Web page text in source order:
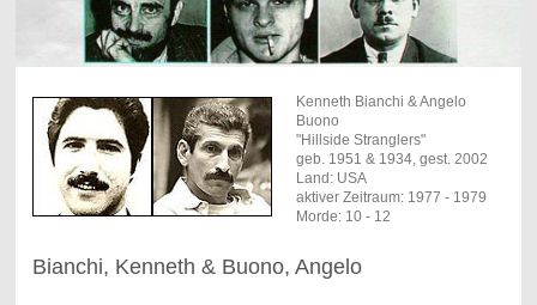
Kenneth Bianchi & Angelo
Buono
"Hillside Stranglers"
geb. 1951 & 1934, gest. 2002
Land: USA
aktiver Zeitraum: 1977 - 1979
Morde: 10 - 12
Bianchi, Kenneth & Buono, Angelo